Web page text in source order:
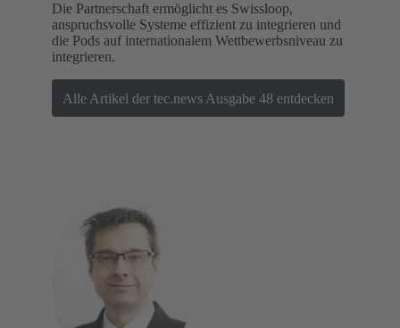
Die Partnerschaft ermöglicht es Swissloop,
anspruchsvolle Systeme effizient zu integrieren und
die Pods auf internationalem Wettbewerbsniveau zu
integrieren.
Alle Artikel der tec.news Ausgabe 48 entdecken